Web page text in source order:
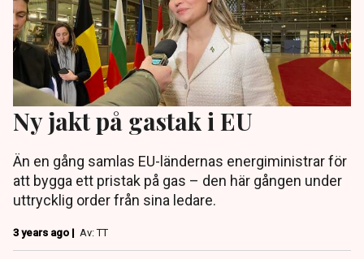
Ny jakt på gastak i EU
Än en gång samlas EU-ländernas energiministrar för
att bygga ett pristak på gas – den här gången under
uttrycklig order från sina ledare.
3 years ago | Av: TT